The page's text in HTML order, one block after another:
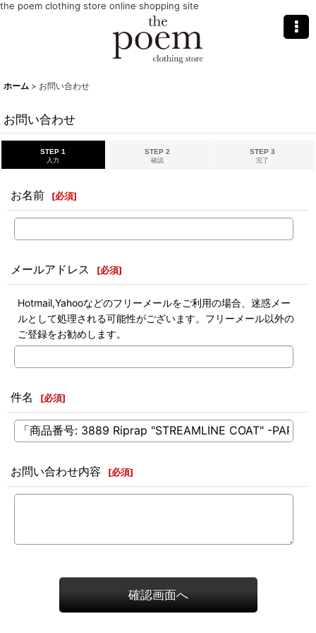
the poem clothing store online shopping site
ホーム > お問い合わせ
お問い合わせ
STEP 1
入力
STEP 2
確認
STEP 3
完了
お名前 [必須]
メールアドレス [必須]
Hotmail,Yahooなどのフリーメールをご利用の場合、迷惑メー
ルとして処理される可能性がございます。フリーメール以外の
ご登録をお勧めします。
件名 [必須]
お問い合わせ内容 [必須]
確認画面へ